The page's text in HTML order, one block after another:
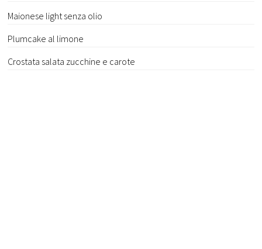
Maionese light senza olio
Plumcake al limone
Crostata salata zucchine e carote